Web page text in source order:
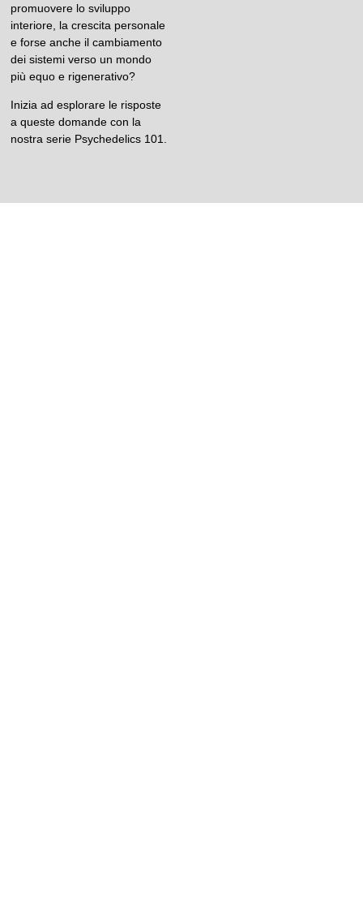
promuovere lo sviluppo
interiore, la crescita personale
e forse anche il cambiamento
dei sistemi verso un mondo
più equo e rigenerativo?
Inizia ad esplorare le risposte
a queste domande con la
nostra serie Psychedelics 101.